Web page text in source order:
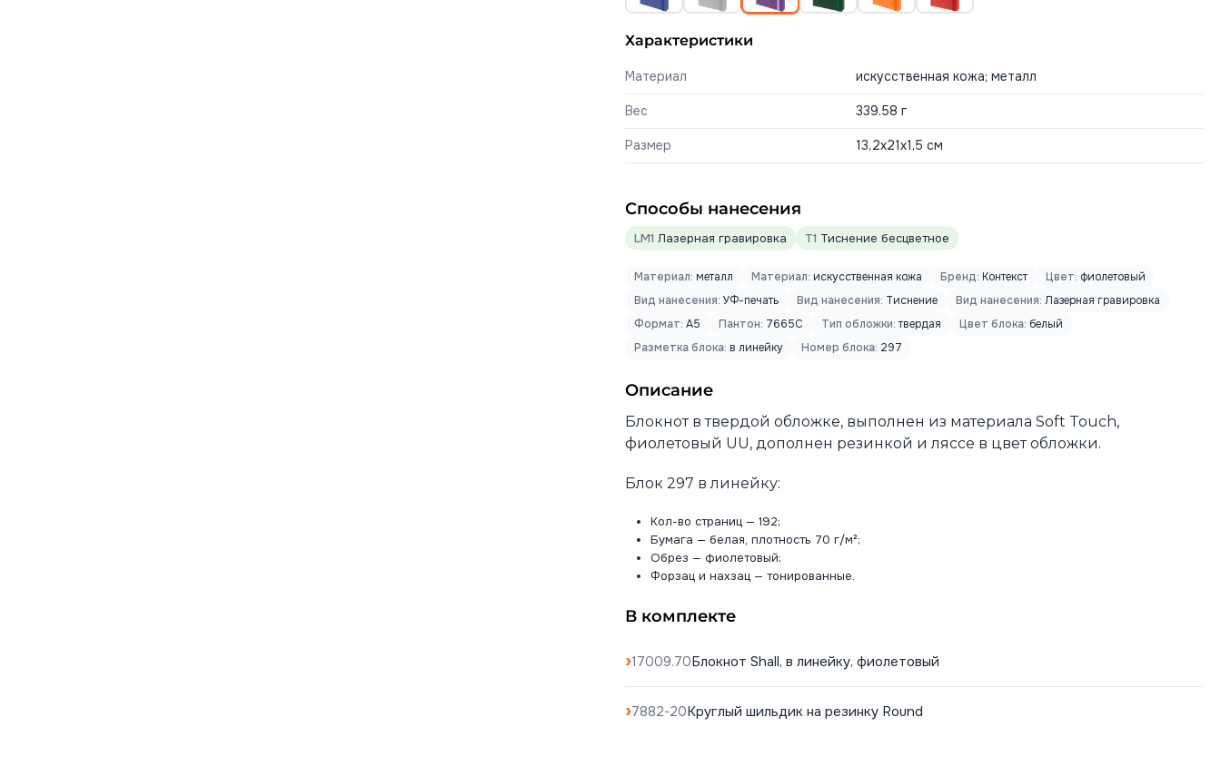
Характеристики
Материал искусственная кожа; металл
Вес 339.58 г
Размер 13,2х21х1,5 см
Способы нанесения
LM1 Лазерная гравировка T1 Тиснение бесцветное
Материал: металл Материал: искусственная кожа Бренд: Контекст Цвет: фиолетовый
Вид нанесения: УФ-печать Вид нанесения: Тиснение Вид нанесения: Лазерная гравировка
Формат: А5 Пантон: 7665C Тип обложки:твердая Цвет блока: белый
Разметка блока: в линейку Номер блока: 297
Описание
Блокнот в твердой обложке, выполнен из материала Soft Touch,
фиолетовый UU, дополнен резинкой и ляссе в цвет обложки.
Блок 297 в линейку:
Кол-во страниц — 192;
Бумага — белая, плотность 70 г/м²;
Обрез — фиолетовый;
Форзац и нахзац — тонированные.
В комплекте
17009.70Блокнот Shall, в линейку, фиолетовый
7882-20Круглый шильдик на резинку Round